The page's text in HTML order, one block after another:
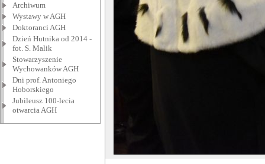
Archiwum
Wystawy w AGH
Doktoranci AGH
Dzień Hutnika od 2014 -
fot. S. Malik
Stowarzyszenie
Wychowanków AGH
Dni prof. Antoniego
Hoborskiego
Jubileusz 100-lecia
otwarcia AGH